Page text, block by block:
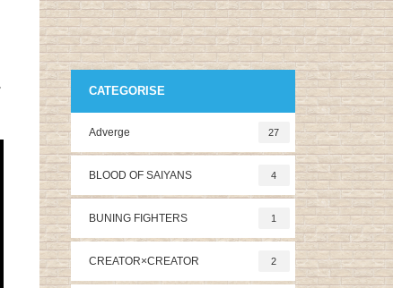
CATEGORISE
Adverge 27
BLOOD OF SAIYANS 4
BUNING FIGHTERS 1
CREATOR×CREATOR 2